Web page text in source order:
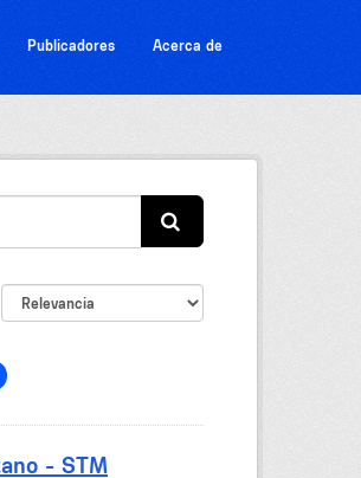
Publicadores Acerca de
- STM